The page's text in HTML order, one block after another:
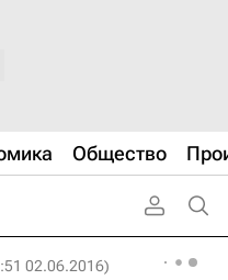
Общество
02.06.2016)